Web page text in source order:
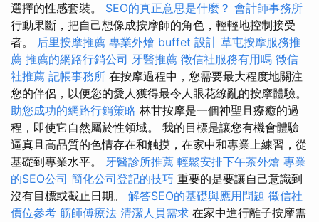
選擇的性感套裝。 SEO的真正意思是什麼？ 會計師事務所
行動果斷，把自己想像成按摩師的角色，輕輕地控制接受
者。 后里按摩推薦 專業外燴 buffet 設計 草屯按摩服務推
薦 推薦的網路行銷公司 牙醫推薦 徵信社服務有用嗎 徵信
社推薦 記帳事務所 在按摩過程中，您需要最大程度地關注
您的伴侶，以便您的愛人獲得最令人眼花繚亂的按摩體驗。
助您成功的網路行銷策略 林甘按摩是一個神聖且療癒的過
程，即使它自然屬於性領域。 我的目標是讓您有機會體驗
逼真且高品質的色情存在和触摸，在家中和專業上練習，從
基礎到專業水平。 牙醫診所推薦 輕鬆安排下午茶外燴 專業
的SEO公司 簡化公司登記的技巧 重要的是要讓自己意識到
沒有目標或截止日期。 解答SEO的基礎與應用問題 徵信社
價位參考 筋師傅療法 清潔人員需求 在家中進行離子按摩需